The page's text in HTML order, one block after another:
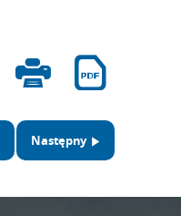
Następny